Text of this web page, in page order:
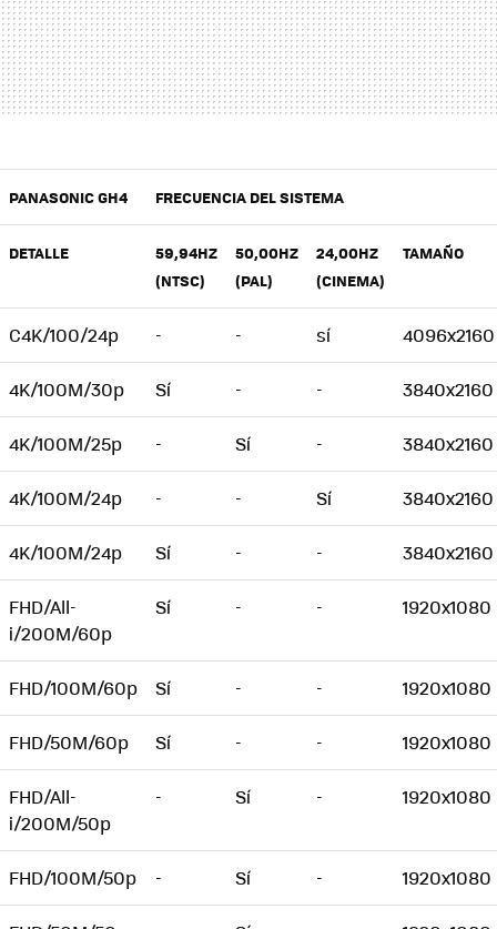
PANASONIC GH4 FRECUENCIA DEL SISTEMA
DETALLE
59,94HZ
(NTSC)
50,00HZ
(PAL)
24,00HZ
(CINEMA)
TAMAÑO
C4K/100/24p - - sí 4096x2160
4K/100M/30p Sí - - 3840x2160
4K/100M/25p - Sí - 3840x2160
4K/100M/24p - - Sí 3840x2160
4K/100M/24p Sí - - 3840x2160
FHD/All-
i/200M/60p
Sí - - 1920x1080
FHD/100M/60p Sí - - 1920x1080
FHD/50M/60p Sí - - 1920x1080
FHD/All-
i/200M/50p
- Sí - 1920x1080
FHD/100M/50p - Sí - 1920x1080